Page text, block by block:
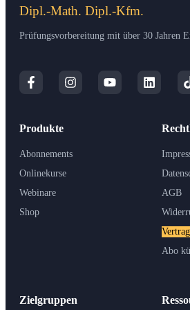
Dipl.-Math. Dipl.-Kfm.
Prüfungsvorbereitung mit über 30 Jahren
Produkte
Abonnements
Onlinekurse
Webinare
Shop
Zielgruppen
AGB
Abo